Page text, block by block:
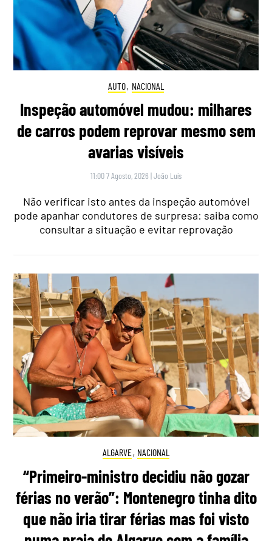
AUTO, NACIONAL
Inspeção automóvel mudou: milhares
de carros podem reprovar mesmo sem
avarias visíveis
11:00 7 Agosto, 2026 |João Luís
Não verificar isto antes da inspeção automóvel
pode apanhar condutores de surpresa: saiba como
consultar a situação e evitar reprovação
ALGARVE, NACIONAL
“Primeiro-ministro decidiu não gozar
férias no verão”: Montenegro tinha dito
que não iria tirar férias mas foi visto